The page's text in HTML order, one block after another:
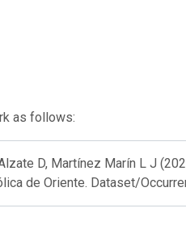
as follows:
D, Martínez Marín L J
de Oriente. Dataset/